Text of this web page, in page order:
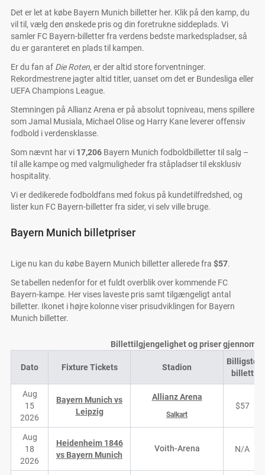
Det er let at købe Bayern Munich billetter her. Klik på den kamp, du
vil til, vælg den ønskede pris og din foretrukne siddeplads. Vi
samler FC Bayern-billetter fra verdens bedste markedspladser, så
du er garanteret en plads til kampen.
Er du fan af Die Roten, er der altid store forventninger.
Rekordmestrene jagter altid titler, uanset om det er Bundesliga eller
UEFA Champions League.
Stemningen på Allianz Arena er på absolut topniveau, mens spillere
som Jamal Musiala, Michael Olise og Harry Kane leverer offensiv
fodbold i verdensklasse.
Som nævnt har vi 17,206 Bayern Munich fodboldbilletter til salg –
til alle kampe og med valgmuligheder fra ståpladser til eksklusiv
hospitality.
Vi er dedikerede fodboldfans med fokus på kundetilfredshed, og
lister kun FC Bayern-billetter fra sider, vi selv ville bruge.
Bayern Munich billetpriser
Lige nu kan du købe Bayern Munich billetter allerede fra $57.
Se tabellen nedenfor for et fuldt overblik over kommende FC
Bayern-kampe. Her vises laveste pris samt tilgængeligt antal
billetter. Ikonet i højre kolonne viser prisudviklingen for Bayern
Munich billetter.
Billettilgjengelighet og priser gjennom
Dato Fixture Tickets Stadion
Billigste
billett
Aug
15
2026
Bayern Munich vs
Leipzig
Allianz Arena
Salkart
$57
Aug
18
2026
Heidenheim 1846
vs Bayern Munich
Voith-Arena N/A